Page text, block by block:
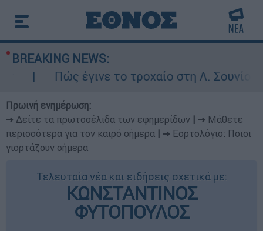
BREAKING NEWS:
Πώς έγινε το τροχαίο στη Λ. Σουνίου:
Πρωινή ενημέρωση:
➔ Δείτε τα πρωτοσέλιδα των εφημερίδων
➔ Μάθετε
περισσότερα για τον καιρό σήμερα
➔ Εορτολόγιο: Ποιοι
γιορτάζουν σήμερα
Τελευταία νέα και ειδήσεις σχετικά με:
ΚΩΝΣΤΑΝΤΙΝΟΣ
ΦΥΤΟΠΟΥΛΟΣ